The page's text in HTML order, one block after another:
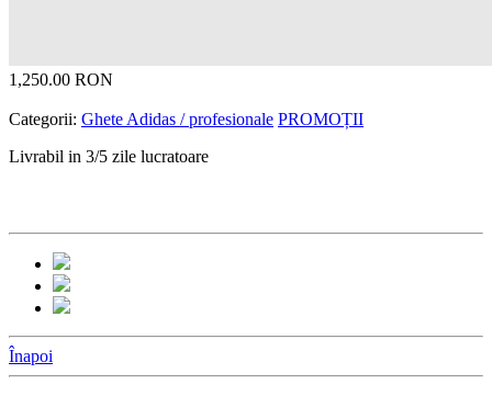
1,250.00 RON
Categorii: Ghete Adidas / profesionale PROMOȚII
Livrabil in 3/5 zile lucratoare
Înapoi